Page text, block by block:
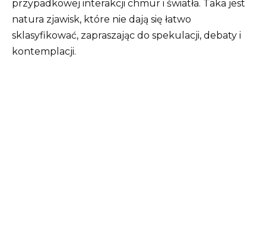
przypadkowej interakcji chmur i światła. Taka jest
natura zjawisk, które nie dają się łatwo
sklasyfikować, zapraszając do spekulacji, debaty i
kontemplacji.